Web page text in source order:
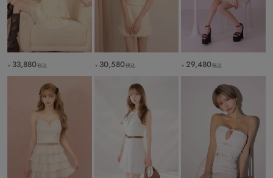
￥ 33,880税込 ￥ 30,580税込 ￥ 29,480税込